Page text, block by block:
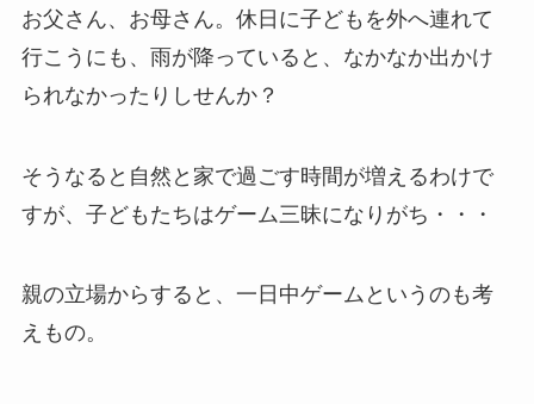
お父さん、お母さん。休日に子どもを外へ連れて
行こうにも、雨が降っていると、なかなか出かけ
られなかったりしせんか？
そうなると自然と家で過ごす時間が増えるわけで
すが、子どもたちはゲーム三昧になりがち・・・
親の立場からすると、一日中ゲームというのも考
えもの。